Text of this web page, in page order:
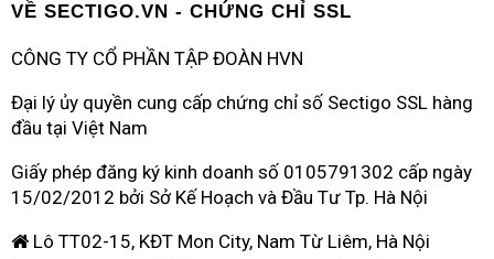
VỀ SECTIGO.VN - CHỨNG CHỈ SSL
CÔNG TY CỔ PHẦN TẬP ĐOÀN HVN
Đại lý ủy quyền cung cấp chứng chỉ số Sectigo SSL hàng
đầu tại Việt Nam
Giấy phép đăng ký kinh doanh số 0105791302 cấp ngày
15/02/2012 bởi Sở Kế Hoạch và Đầu Tư Tp. Hà Nội
Lô TT02-15, KĐT Mon City, Nam Từ Liêm, Hà Nội